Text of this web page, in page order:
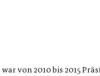
von 2010 bis 2015